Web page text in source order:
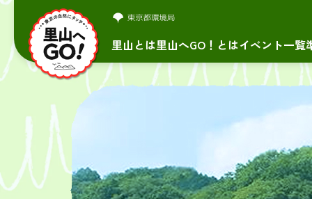
里山とは里山へGO！とはイベント一覧